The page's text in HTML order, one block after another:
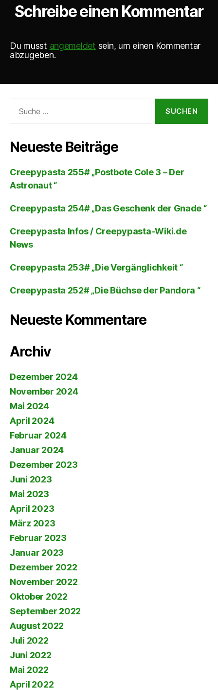
Schreibe einen Kommentar
Du musst angemeldet sein, um einen Kommentar
abzugeben.
nach:
Neueste Beiträge
Creepypasta 255# „Postbote Cole 3 – Der
Astronaut “
Creepypasta 254# „Das Geschenk der Gnade “
Creepypasta Infos / Creepypasta-Wiki.de
News
Creepypasta 253# „Die Vergänglichkeit “
Creepypasta 252# „Die Büchse der Pandora “
Neueste Kommentare
Archiv
Dezember 2024
November 2024
Mai 2024
April 2024
Februar 2024
Januar 2024
Dezember 2023
Juni 2023
Mai 2023
April 2023
März 2023
Februar 2023
Januar 2023
Dezember 2022
November 2022
Oktober 2022
September 2022
August 2022
Juli 2022
Juni 2022
Mai 2022
April 2022